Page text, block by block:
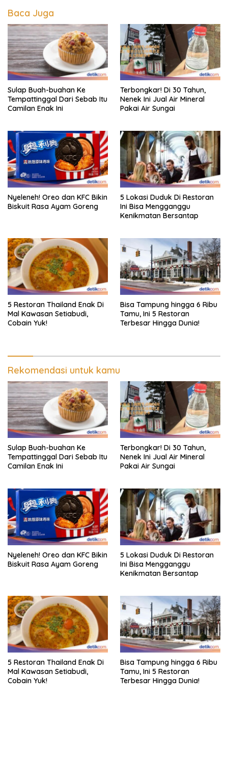
Baca Juga
Sulap Buah-buahan Ke
Tempattinggal Dari Sebab Itu
Camilan Enak Ini
Terbongkar! Di 30 Tahun,
Nenek Ini Jual Air Mineral
Pakai Air Sungai
Nyeleneh! Oreo dan KFC Bikin
Biskuit Rasa Ayam Goreng
5 Lokasi Duduk Di Restoran
Ini Bisa Mengganggu
Kenikmatan Bersantap
5 Restoran Thailand Enak Di
Mal Kawasan Setiabudi,
Cobain Yuk!
Bisa Tampung hingga 6 Ribu
Tamu, Ini 5 Restoran
Terbesar Hingga Dunia!
Rekomendasi untuk kamu
Sulap Buah-buahan Ke
Tempattinggal Dari Sebab Itu
Camilan Enak Ini
Terbongkar! Di 30 Tahun,
Nenek Ini Jual Air Mineral
Pakai Air Sungai
Nyeleneh! Oreo dan KFC Bikin
Biskuit Rasa Ayam Goreng
5 Lokasi Duduk Di Restoran
Ini Bisa Mengganggu
Kenikmatan Bersantap
5 Restoran Thailand Enak Di
Mal Kawasan Setiabudi,
Cobain Yuk!
Bisa Tampung hingga 6 Ribu
Tamu, Ini 5 Restoran
Terbesar Hingga Dunia!